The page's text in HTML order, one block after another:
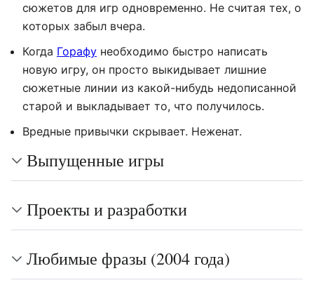
сюжетов для игр одновременно. Не считая тех, о
которых забыл вчера.
Когда Горафу необходимо быстро написать
новую игру, он просто выкидывает лишние
сюжетные линии из какой-нибудь недописанной
старой и выкладывает то, что получилось.
Вредные привычки скрывает. Неженат.
Выпущенные игры
Проекты и разработки
Любимые фразы (2004 года)